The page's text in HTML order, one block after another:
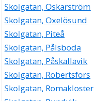
Skolgatan, Oskarström
Skolgatan, Oxelösund
Skolgatan, Piteå
Skolgatan, Pålsboda
Skolgatan, Påskallavik
Skolgatan, Robertsfors
Skolgatan, Romakloster